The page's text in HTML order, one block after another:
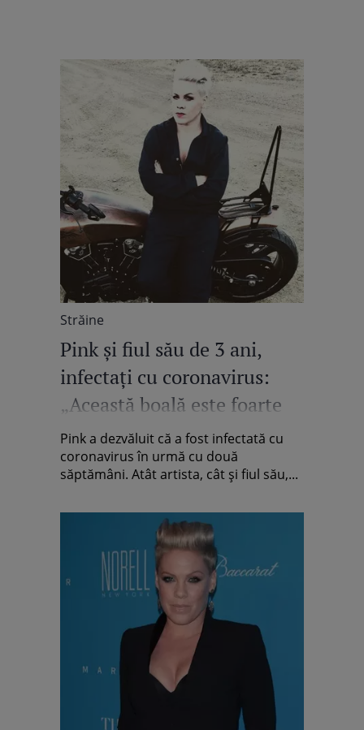
Străine
Pink și fiul său de 3 ani,
infectați cu coronavirus:
„Această boală este foarte
gravă şi reală”
Pink a dezvăluit că a fost infectată cu
coronavirus în urmă cu două
săptămâni. Atât artista, cât și fiul său,...